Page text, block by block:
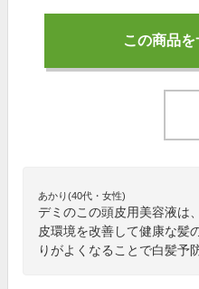
この商品
あかり(40代・女性)
デミのこの頭皮用美容液は
皮環境を改善して健康な髪
りがよくなることで白髪予